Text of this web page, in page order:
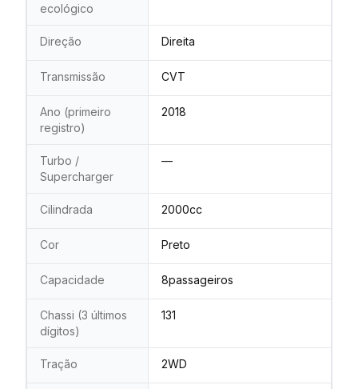
ecológico
Direção Direita
Transmissão CVT
Ano (primeiro
registro)
2018
Turbo /
Supercharger
—
Cilindrada 2000cc
Cor Preto
Capacidade 8passageiros
Chassi (3 últimos
dígitos)
131
Tração 2WD